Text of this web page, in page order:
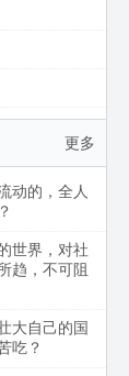
更多
动的，全人
世界，对社
趋，不可阻
大自己的国
吃？